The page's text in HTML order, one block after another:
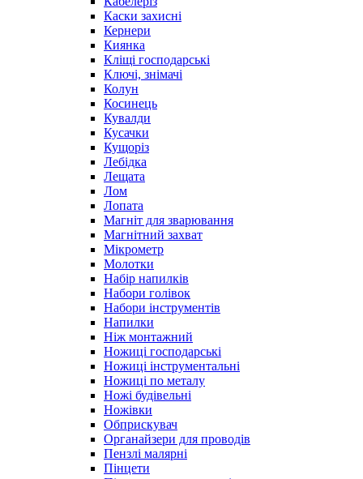
Каски захисні
Кернери
Киянка
Кліщі господарські
Ключі, знімачі
Колун
Косинець
Кувалди
Кусачки
Кущоріз
Лебідка
Лещата
Лом
Лопата
Магніт для зварювання
Магнітний захват
Мікрометр
Молотки
Набір напилків
Набори голівок
Набори інструментів
Напилки
Ніж монтажний
Ножиці господарські
Ножиці інструментальні
Ножиці по металу
Ножі будівельні
Ножівки
Обприскувач
Органайзери для проводів
Пензлі малярні
Пінцети